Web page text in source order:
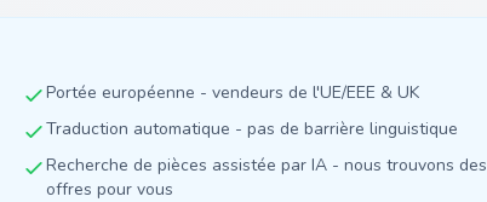
Portée européenne - vendeurs de l'UE/EEE & UK
Traduction automatique - pas de barrière linguistique
Recherche de pièces assistée par IA - nous trouvons des
offres pour vous